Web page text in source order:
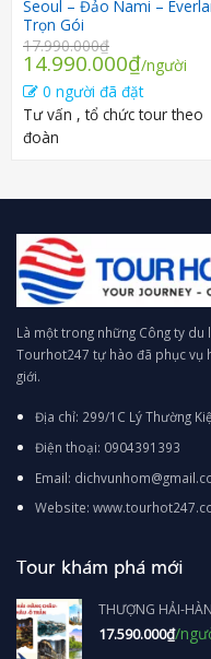
Seoul – Đảo Nami –
Trọn Gói
17.990.000₫
Giá
gốc
là:
17.990.000₫.
14.990.000₫Giá
hiện
tại
là:
/người
0 người đã đặt
Tư vấn , tổ chức tour theo
đoàn
Là một trong những Công ty du
Tourhot247 tự hào đã phục vụ
giới.
Địa chỉ: 299/1C Lý Thường
Điện thoại: 0904391393
Email:
Website:
Tour khám phá mới
THƯỢNG HẢI-
17.590.000₫/